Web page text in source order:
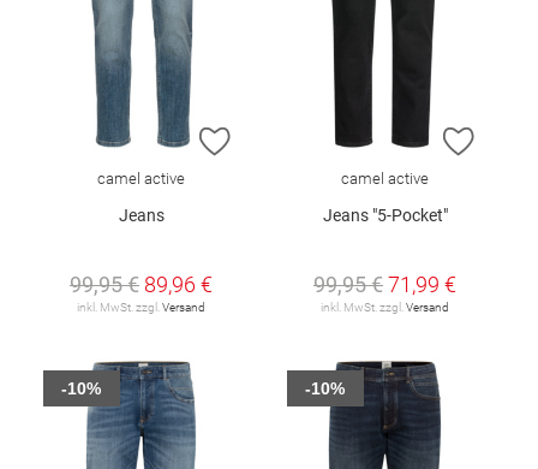
ZUR WUNSCHLISTE HINZUFÜGEN
camel active
Jeans
99,95 € 89,96 €
inkl. MwSt. zzgl. Versand
ZUR
camel active
Jeans "5-Pocket"
99,95 €71,99 €
inkl. MwSt. zzgl. Versand
-10% -10%